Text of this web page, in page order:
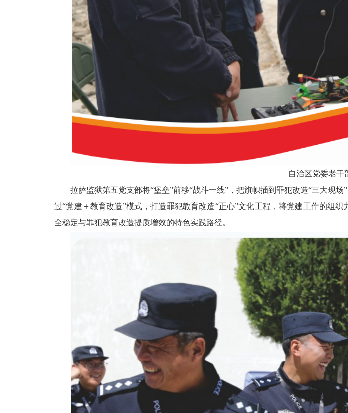
自治区党委老干
拉萨监狱第五党支部将“堡垒”前移“战斗一线”，把旗帜插到罪犯改造“三大现场”
过“党建＋教育改造”模式，打造罪犯教育改造“正心”文化工程，将党建工作的组织
全稳定与罪犯教育改造提质增效的特色实践路径。